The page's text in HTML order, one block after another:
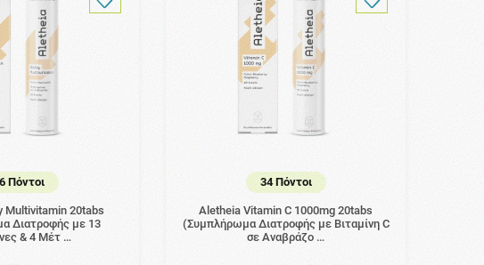
Πόντοι
Multivitamin 20tabs
Διατροφής με 13
& 4 Μέτ …
34 Πόντοι
Aletheia Vitamin C 1000mg 20tabs
(Συμπλήρωμα Διατροφής με Βιταμίνη C
σε Αναβράζο …